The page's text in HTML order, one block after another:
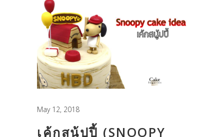
May 12, 2018
เค้กสนู้ปปี้ (SNOOPY